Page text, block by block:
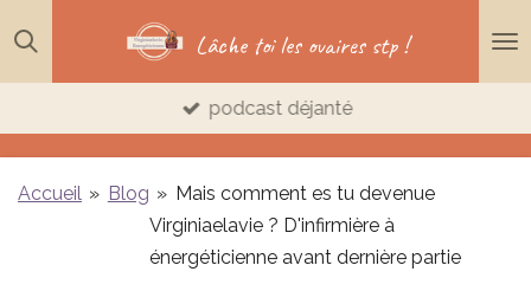
Passer
Lâche toi les ovaires stp !
podcast déjanté
Accueil » Blog » Mais comment es tu devenue
Virginiaelavie ? D'infirmière à
énergéticienne avant dernière partie